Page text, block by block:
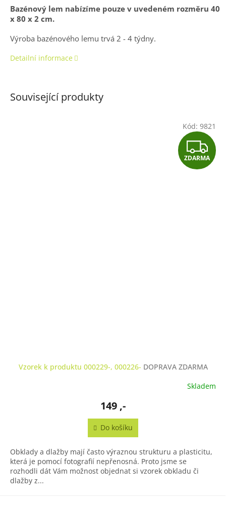
Bazénový lem nabízíme pouze v uvedeném rozměru 40
x 80 x 2 cm.
Výroba bazénového lemu trvá 2 - 4 týdny.
Detailní informace
Související produkty
Z
D
ZDARMA
Vzorek k produktu 000229-, 000226- DOPRAVA ZDARMA
Skladem
149 ,-
Do košíku
Obklady a dlažby mají často výraznou strukturu a plasticitu,
která je pomocí fotografií nepřenosná. Proto jsme se
rozhodli dát Vám možnost objednat si vzorek obkladu či
dlažby z...
Kód: 9821